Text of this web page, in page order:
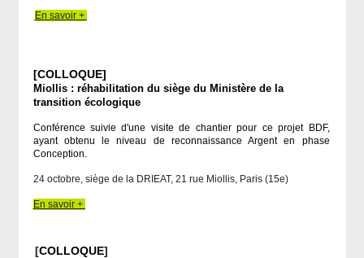
En savoir +
[COLLOQUE]
Miollis : réhabilitation du siège du Ministère de la
transition écologique
Conférence suivie d'une visite de chantier pour ce projet BDF,
ayant obtenu le niveau de reconnaissance Argent en phase
Conception.
24 octobre, siège de la DRIEAT, 21 rue Miollis, Paris (15e)
En savoir +
[COLLOQUE]